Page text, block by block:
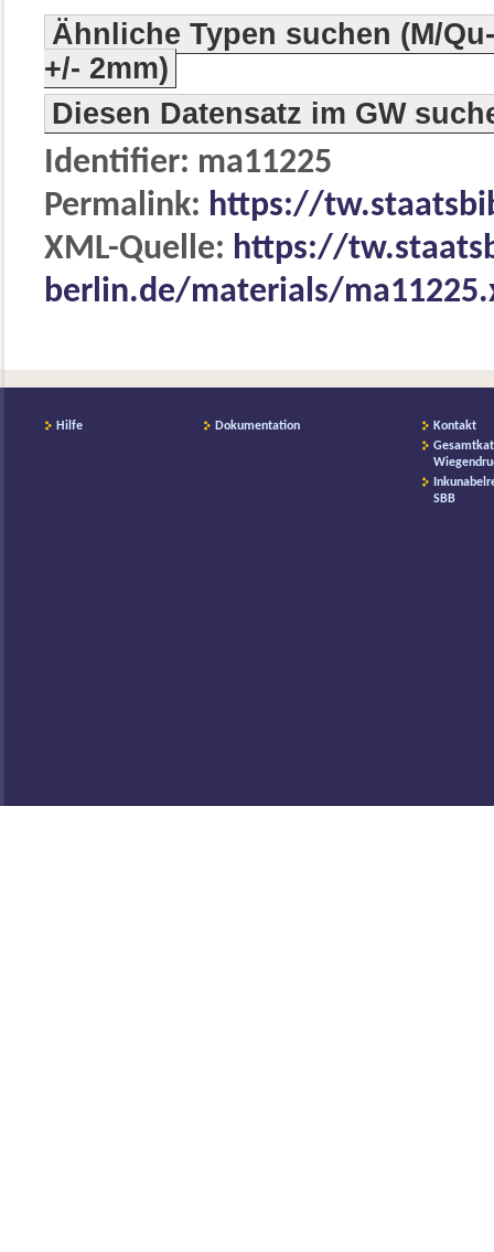
Ähnliche Typen suchen (M/
+/- 2mm)
Diesen Datensatz im GW
Identifier: ma11225
Permalink: https://
XML-Quelle: https://
berlin.de/materials/
Hilfe Dokumentation
Kontakt
SBB